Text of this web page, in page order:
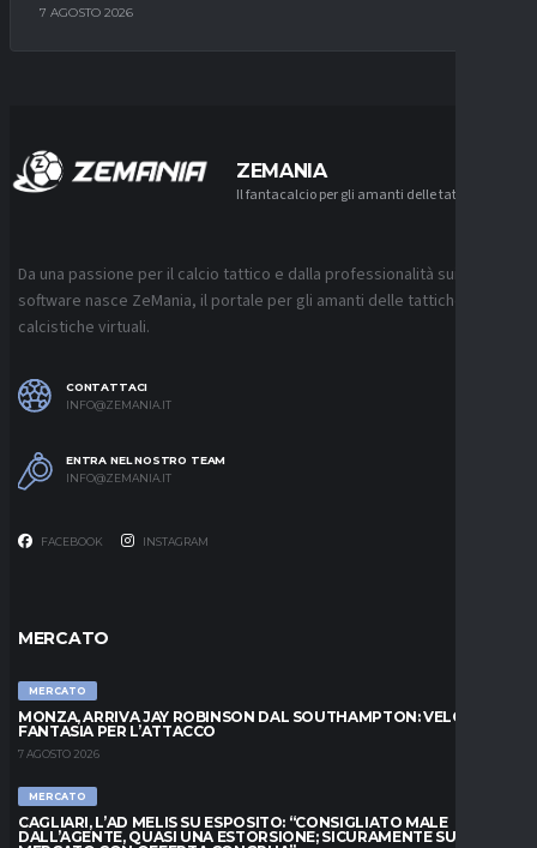
7 AGOSTO 2026
ZEMANIA
Il fantacalcio per gli amanti delle tattiche
Da una passione per il calcio tattico e dalla professionalità sui
software nasce ZeMania, il portale per gli amanti delle tattiche
calcistiche virtuali.
CONTATTACI
INFO@ZEMANIA.IT
ENTRA NEL NOSTRO TEAM
INFO@ZEMANIA.IT
FACEBOOK INSTAGRAM
MERCATO
MERCATO
MONZA, ARRIVA JAY ROBINSON DAL SOUTHAMPTON: VELOCITÀ E
FANTASIA PER L’ATTACCO
7 AGOSTO 2026
MERCATO
CAGLIARI, L’AD MELIS SU ESPOSITO: “CONSIGLIATO MALE
DALL’AGENTE, QUASI UNA ESTORSIONE; SICURAMENTE SUL